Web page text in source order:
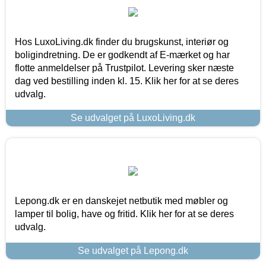
Hos LuxoLiving.dk finder du brugskunst, interiør og
boligindretning. De er godkendt af E-mærket og har
flotte anmeldelser på Trustpilot. Levering sker næste
dag ved bestilling inden kl. 15. Klik her for at se deres
udvalg.
Se udvalget på LuxoLiving.dk
Lepong.dk er en danskejet netbutik med møbler og
lamper til bolig, have og fritid. Klik her for at se deres
udvalg.
Se udvalget på Lepong.dk